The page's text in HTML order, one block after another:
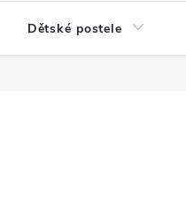
Dětské postele